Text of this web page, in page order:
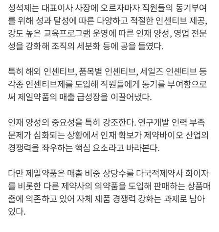
성석제는 대표이사 사장에 오르자마자 직원들의 동기부여
를 위해 성과 달성에 따른 다양하고 적절한 인센티브 제공,
강도 높은 교육프로그램 운영에 따른 인재 양성, 영업 전문
성을 강화해 조직의 세분화 등에 공을 들였다.
특히 해외 인센티브, 품목별 인센티브, 세일즈 인센티브 등
각종 인센티브제를 도입해 직원들에게 동기를 부여함으로
써 제일약품의 매출 급성장을 이끌어냈다.
인재 양성의 중요성을 특히 강조한다. 연구개발 인력 부족
문제가 심화되는 상황에서 인재 확보가 제약바이오 산업의
경쟁력을 좌우하는 핵심 요소라고 바라본다.
다만 제일약품은 매출 비중 상당수를 다국적제약사 화이자
를 비롯한 다른 제약사의 의약품을 도입해 판매하는 상품매
출에 의존하고 있어 자체 제품 경쟁력 강화는 과제로 남아
있다.